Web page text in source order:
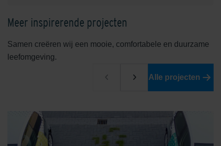
Meer inspirerende projecten
Samen creëren wij een mooie, comfortabele en duurzame
leefomgeving.
Alle projecten